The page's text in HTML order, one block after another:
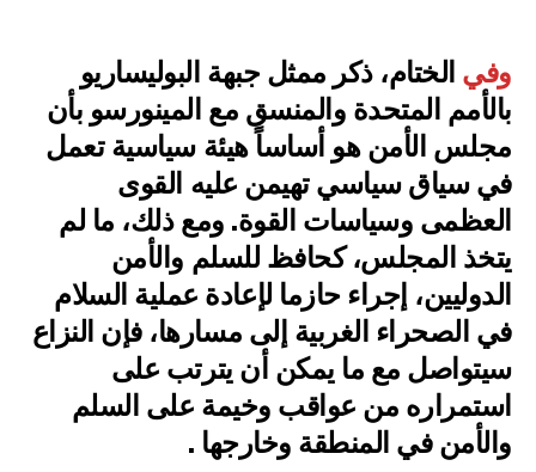
وفيالختام، ذكر ممثل جبهة البوليساريو
بالأمم المتحدة والمنسق مع المينورسو بأن
مجلس الأمن هو أساساً هيئة سياسية تعمل
في سياق سياسي تهيمن عليه القوى
العظمى وسياسات القوة. ومع ذلك، ما لم
يتخذ المجلس، كحافظ للسلم والأمن
الدوليين، إجراء حازما لإعادة عملية السلام
في الصحراء الغربية إلى مسارها، فإن النزاع
سيتواصل مع ما يمكن أن يترتب على
استمراره من عواقب وخيمة على السلم
والأمن في المنطقة وخارجها .